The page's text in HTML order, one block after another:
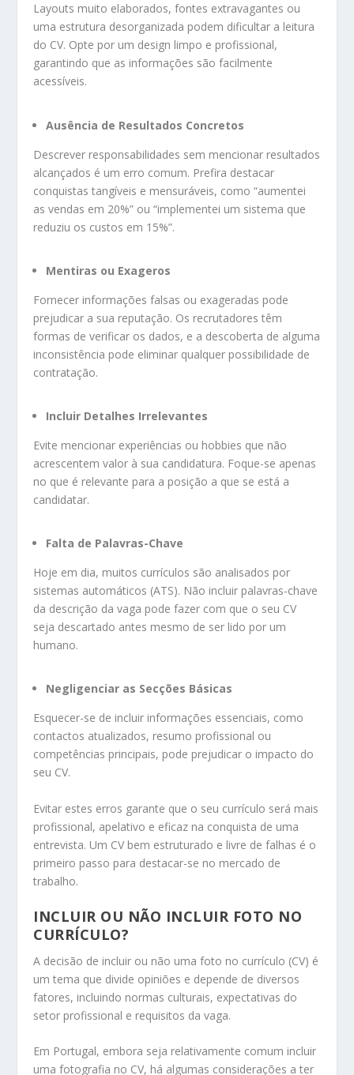
Layouts muito elaborados, fontes extravagantes ou
uma estrutura desorganizada podem dificultar a leitura
do CV. Opte por um design limpo e profissional,
garantindo que as informações são facilmente
acessíveis.
Ausência de Resultados Concretos
Descrever responsabilidades sem mencionar resultados
alcançados é um erro comum. Prefira destacar
conquistas tangíveis e mensuráveis, como “aumentei
as vendas em 20%” ou “implementei um sistema que
reduziu os custos em 15%”.
Mentiras ou Exageros
Fornecer informações falsas ou exageradas pode
prejudicar a sua reputação. Os recrutadores têm
formas de verificar os dados, e a descoberta de alguma
inconsistência pode eliminar qualquer possibilidade de
contratação.
Incluir Detalhes Irrelevantes
Evite mencionar experiências ou hobbies que não
acrescentem valor à sua candidatura. Foque-se apenas
no que é relevante para a posição a que se está a
candidatar.
Falta de Palavras-Chave
Hoje em dia, muitos currículos são analisados por
sistemas automáticos (ATS). Não incluir palavras-chave
da descrição da vaga pode fazer com que o seu CV
seja descartado antes mesmo de ser lido por um
humano.
Negligenciar as Secções Básicas
Esquecer-se de incluir informações essenciais, como
contactos atualizados, resumo profissional ou
competências principais, pode prejudicar o impacto do
seu CV.
Evitar estes erros garante que o seu currículo será mais
profissional, apelativo e eficaz na conquista de uma
entrevista. Um CV bem estruturado e livre de falhas é o
primeiro passo para destacar-se no mercado de
trabalho.
INCLUIR OU NÃO INCLUIR FOTO NO
CURRÍCULO?
A decisão de incluir ou não uma foto no currículo (CV) é
um tema que divide opiniões e depende de diversos
fatores, incluindo normas culturais, expectativas do
setor profissional e requisitos da vaga.
Em Portugal, embora seja relativamente comum incluir
uma fotografia no CV, há algumas considerações a ter